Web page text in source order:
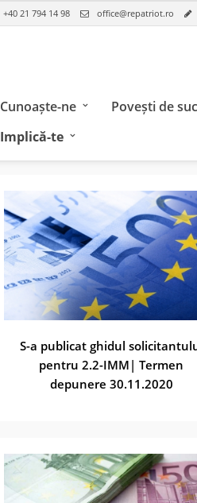
+40 21 794 14 98 office@repatriot.ro
Cunoaște-ne Povești de
Implică-te
S-a publicat ghidul
pentru 2.2-IMM| Termen
depunere 30.11.2020